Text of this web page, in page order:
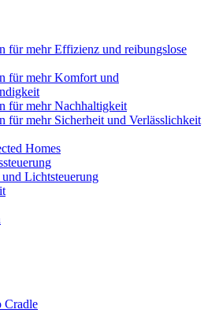
für mehr Effizienz und reibungslose
für mehr Komfort und
für mehr Nachhaltigkeit
für mehr Sicherheit und Verlässlichkeit
Homes
und Lichtsteuerung
Cradle